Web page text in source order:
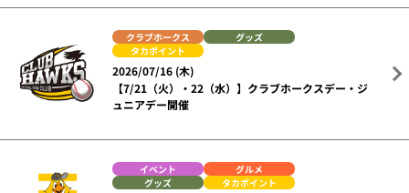
クラブホークス
グッズ
タカポイント
2026/07/16 (木)
【7/21（火）・22（水）】クラブホークスデー・ジ
ュニアデー開催
イベント
グルメ
グッズ
タカポイント